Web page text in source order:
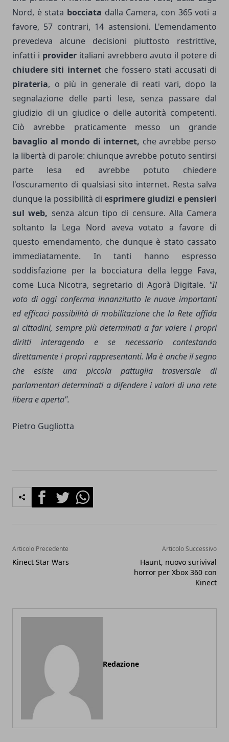
Nord, è stata bocciata dalla Camera, con 365 voti a
favore, 57 contrari, 14 astensioni. L'emendamento
prevedeva alcune decisioni piuttosto restrittive,
infatti i provideritaliani avrebbero avuto il potere di
chiudere siti internetche fossero stati accusati di
pirateria, o più in generale di reati vari, dopo la
segnalazione delle parti lese, senza passare dal
giudizio di un giudice o delle autorità competenti.
Ciò avrebbe praticamente messo un grande
bavaglio al mondo di internet, che avrebbe perso
la libertà di parole: chiunque avrebbe potuto sentirsi
parte lesa ed avrebbe potuto chiedere
l'oscuramento di qualsiasi sito internet. Resta salva
dunque la possibilità diesprimere giudizi e pensieri
sul web, senza alcun tipo di censure. Alla Camera
soltanto la Lega Nord aveva votato a favore di
questo emendamento, che dunque è stato cassato
immediatamente. In tanti hanno espresso
soddisfazione per la bocciatura della legge Fava,
come Luca Nicotra, segretario di Agorà Digitale. "Il
voto di oggi conferma innanzitutto le nuove importanti
ed efficaci possibilità di mobilitazione che la Rete affida
ai cittadini, sempre più determinati a far valere i propri
diritti interagendo e se necessario contestando
direttamente i propri rappresentanti. Ma è anche il segno
che esiste una piccola pattuglia trasversale di
parlamentari determinati a difendere i valori di una rete
libera e aperta".
Pietro Gugliotta
FacebookTwitterWhatsapp
Articolo Precedente
Kinect Star Wars
Articolo Successivo
Haunt, nuovo surivival
horror per Xbox 360 con
Kinect
Redazione